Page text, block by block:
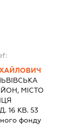
МІСТО
16 КВ. 53
фонду